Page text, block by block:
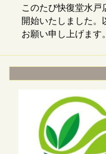
このたび快復堂水
開始いたしました。
お願い申し上げます。